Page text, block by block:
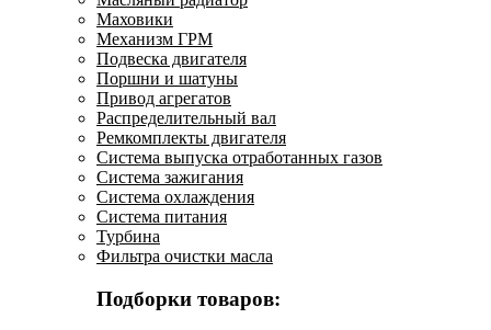
Маховики
Механизм ГРМ
Подвеска двигателя
Поршни и шатуны
Привод агрегатов
Распределительный вал
Ремкомплекты двигателя
Система выпуска отработанных газов
Система зажигания
Система охлаждения
Система питания
Турбина
Фильтра очистки масла
Подборки товаров: